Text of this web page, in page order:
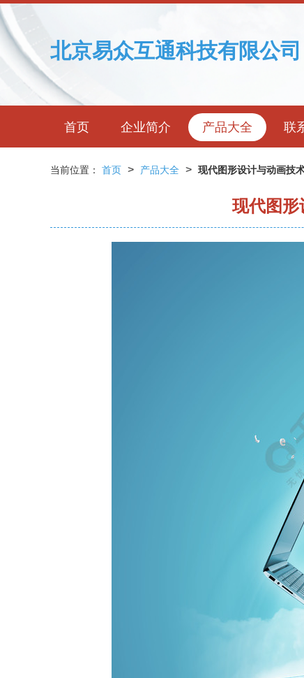
北京易众互通科技有限公司
首页 企业简介 产品大全 联
当前位置： 首页 > 产品大全 > 现代图形设计与动画技
现代图形